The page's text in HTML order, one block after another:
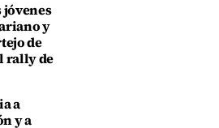
jóvenes
y
de
rally de
a
y a